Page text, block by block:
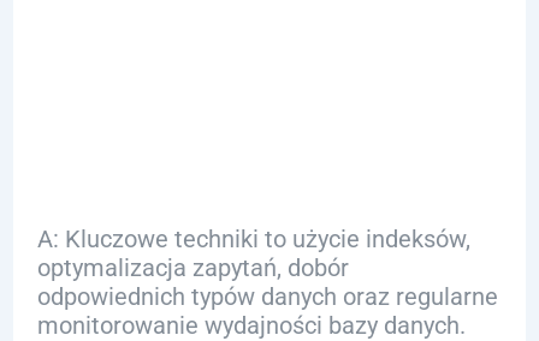
A: Kluczowe techniki to użycie indeksów,
optymalizacja zapytań, dobór
odpowiednich typów danych oraz regularne
monitorowanie wydajności bazy danych.